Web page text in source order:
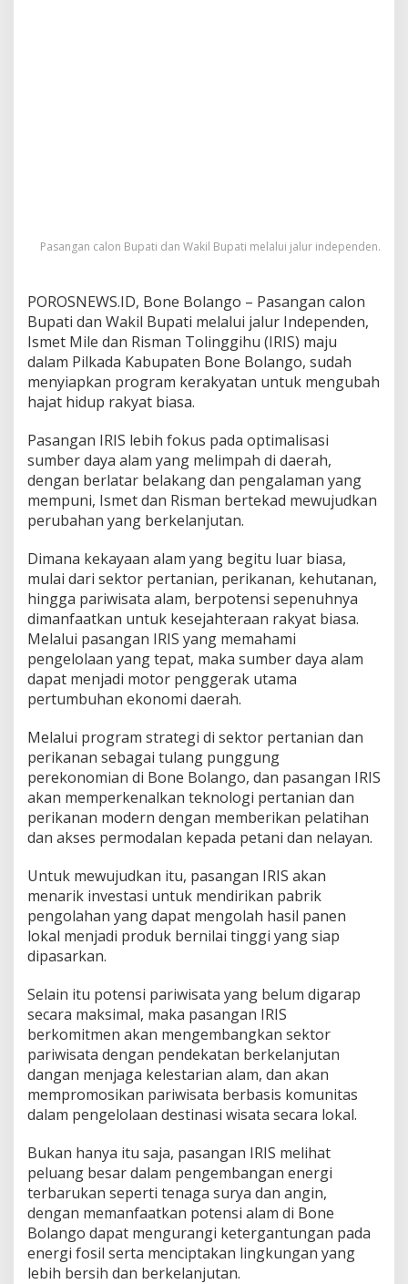
o
Pasangan calon Bupati dan Wakil Bupati melalui jalur independen.
POROSNEWS.ID, Bone Bolango – Pasangan calon
Bupati dan Wakil Bupati melalui jalur Independen,
Ismet Mile dan Risman Tolinggihu (IRIS) maju
dalam Pilkada Kabupaten Bone Bolango, sudah
menyiapkan program kerakyatan untuk mengubah
hajat hidup rakyat biasa.
Pasangan IRIS lebih fokus pada optimalisasi
sumber daya alam yang melimpah di daerah,
dengan berlatar belakang dan pengalaman yang
mempuni, Ismet dan Risman bertekad mewujudkan
perubahan yang berkelanjutan.
Dimana kekayaan alam yang begitu luar biasa,
mulai dari sektor pertanian, perikanan, kehutanan,
hingga pariwisata alam, berpotensi sepenuhnya
dimanfaatkan untuk kesejahteraan rakyat biasa.
Melalui pasangan IRIS yang memahami
pengelolaan yang tepat, maka sumber daya alam
dapat menjadi motor penggerak utama
pertumbuhan ekonomi daerah.
Melalui program strategi di sektor pertanian dan
perikanan sebagai tulang punggung
perekonomian di Bone Bolango, dan pasangan IRIS
akan memperkenalkan teknologi pertanian dan
perikanan modern dengan memberikan pelatihan
dan akses permodalan kepada petani dan nelayan.
Untuk mewujudkan itu, pasangan IRIS akan
menarik investasi untuk mendirikan pabrik
pengolahan yang dapat mengolah hasil panen
lokal menjadi produk bernilai tinggi yang siap
dipasarkan.
Selain itu potensi pariwisata yang belum digarap
secara maksimal, maka pasangan IRIS
berkomitmen akan mengembangkan sektor
pariwisata dengan pendekatan berkelanjutan
dangan menjaga kelestarian alam, dan akan
mempromosikan pariwisata berbasis komunitas
dalam pengelolaan destinasi wisata secara lokal.
Bukan hanya itu saja, pasangan IRIS melihat
peluang besar dalam pengembangan energi
terbarukan seperti tenaga surya dan angin,
dengan memanfaatkan potensi alam di Bone
Bolango dapat mengurangi ketergantungan pada
energi fosil serta menciptakan lingkungan yang
lebih bersih dan berkelanjutan.